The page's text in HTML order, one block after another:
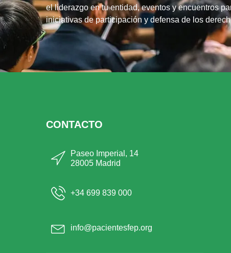
el liderazgo en tu entidad, eventos y encuentros
iniciativas de participación y defensa de los
CONTACTO
Paseo Imperial, 14
28005 Madrid
+34 699 839 000
info@pacientesfep.org